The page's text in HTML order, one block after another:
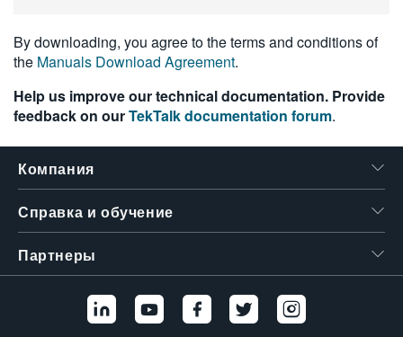
By downloading, you agree to the terms and conditions of
the Manuals Download Agreement.
Help us improve our technical documentation. Provide
feedback on ourTekTalk documentation forum.
Компания
Справка и обучение
Партнеры